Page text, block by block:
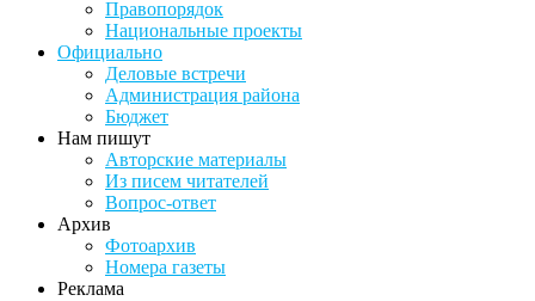
Правопорядок
Национальные проекты
Официально
Деловые встречи
Администрация района
Бюджет
Нам пишут
Авторские материалы
Из писем читателей
Вопрос-ответ
Архив
Фотоархив
Номера газеты
Реклама